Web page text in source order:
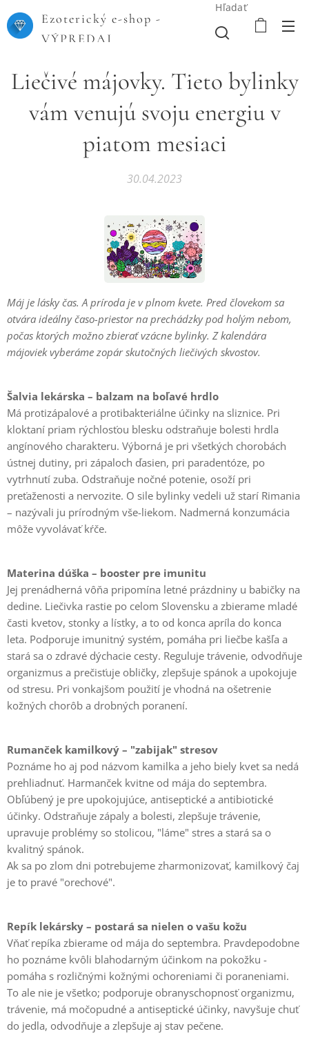
Ezoterický e-shop -
VÝPREDAJ
Hľadať
Liečivé májovky. Tieto bylinky
vám venujú svoju energiu v
piatom mesiaci
30.04.2023
Máj je lásky čas. A príroda je v plnom kvete. Pred človekom sa
otvára ideálny časo-priestor na prechádzky pod holým nebom,
počas ktorých možno zbierať vzácne bylinky. Z kalendára
májoviek vyberáme zopár skutočných liečivých skvostov.
Šalvia lekárska – balzam na boľavé hrdlo
Má protizápalové a protibakteriálne účinky na sliznice. Pri
kloktaní priam rýchlosťou blesku odstraňuje bolesti hrdla
angínového charakteru. Výborná je pri všetkých chorobách
ústnej dutiny, pri zápaloch ďasien, pri paradentóze, po
vytrhnutí zuba. Odstraňuje nočné potenie, osoží pri
preťaženosti a nervozite. O sile bylinky vedeli už starí Rimania
– nazývali ju prírodným vše-liekom. Nadmerná konzumácia
môže vyvolávať kŕče.
Materina dúška – booster pre imunitu
Jej prenádherná vôňa pripomína letné prázdniny u babičky na
dedine. Liečivka rastie po celom Slovensku a zbierame mladé
časti kvetov, stonky a lístky, a to od konca apríla do konca
leta. Podporuje imunitný systém, pomáha pri liečbe kašľa a
stará sa o zdravé dýchacie cesty. Reguluje trávenie, odvodňuje
organizmus a prečisťuje obličky, zlepšuje spánok a upokojuje
od stresu. Pri vonkajšom použití je vhodná na ošetrenie
kožných chorôb a drobných poranení.
Rumanček kamilkový – "zabijak" stresov
Poznáme ho aj pod názvom kamilka a jeho biely kvet sa nedá
prehliadnuť. Harmanček kvitne od mája do septembra.
Obľúbený je pre upokojujúce, antiseptické a antibiotické
účinky. Odstraňuje zápaly a bolesti, zlepšuje trávenie,
upravuje problémy so stolicou, "láme" stres a stará sa o
kvalitný spánok.
Ak sa po zlom dni potrebujeme zharmonizovať, kamilkový čaj
je to pravé "orechové".
Repík lekársky – postará sa nielen o vašu kožu
Vňať repíka zbierame od mája do septembra. Pravdepodobne
ho poznáme kvôli blahodarným účinkom na pokožku -
pomáha s rozličnými kožnými ochoreniami či poraneniami.
To ale nie je všetko; podporuje obranyschopnosť organizmu,
trávenie, má močopudné a antiseptické účinky, navyšuje chuť
do jedla, odvodňuje a zlepšuje aj stav pečene.